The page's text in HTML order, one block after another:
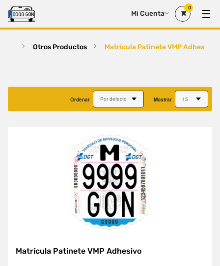
Mi Cuenta
0
Otros Productos Matrícula Patinete VMP Adhesivo
Ordenar Mostrar
Matrícula Patinete VMP Adhesivo